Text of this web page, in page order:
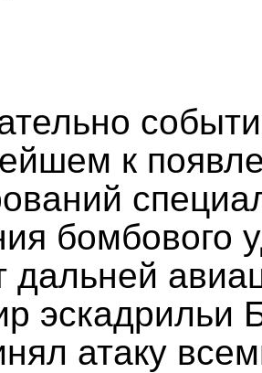
к
бомбового
дальней
эскадрильи
атаку